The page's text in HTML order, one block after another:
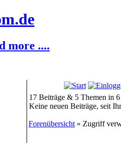
more ....
17 Beiträge & 5 Themen in
Keine neuen Beiträge, seit
Forenübersicht » Zugriff